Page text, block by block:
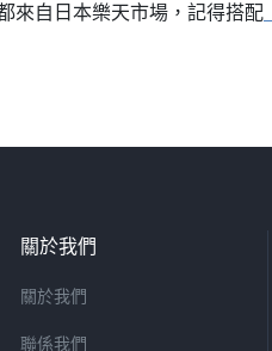
來自日本樂天市場，記得搭配
關於我們
關於我們
聯係我們